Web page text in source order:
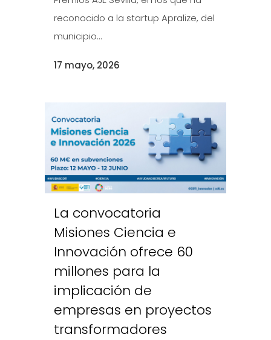
reconocido a la startup Apralize, del
municipio...
17 mayo, 2026
La convocatoria
Misiones Ciencia e
Innovación ofrece 60
millones para la
implicación de
empresas en proyectos
transformadores